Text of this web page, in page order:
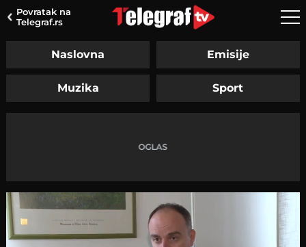
Povratak na
Telegraf.rs
Naslovna Emisije
Muzika Sport